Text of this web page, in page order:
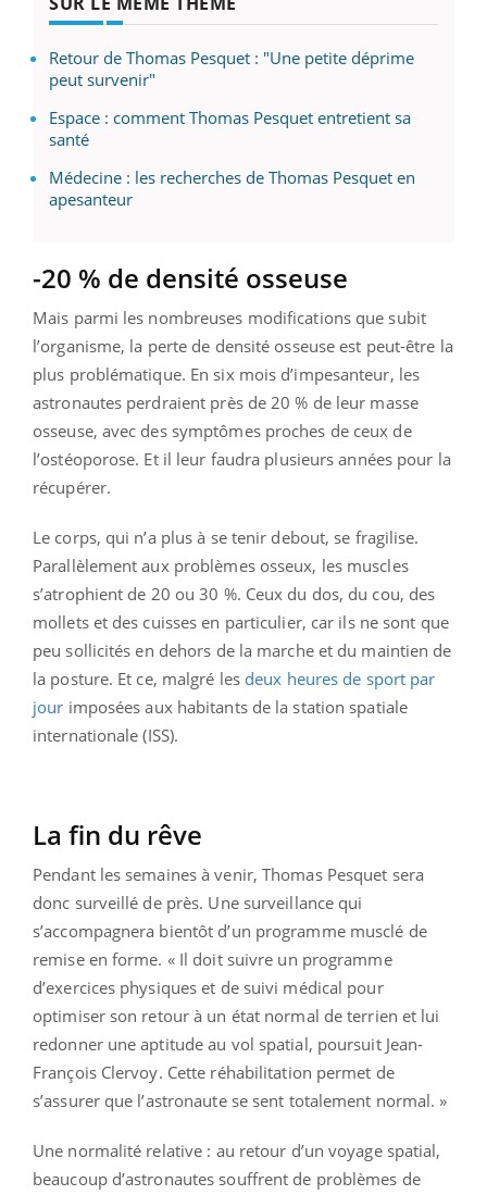
Retour de Thomas Pesquet : "Une petite déprime
peut survenir"
Espace : comment Thomas Pesquet entretient sa
santé
Médecine : les recherches de Thomas Pesquet en
apesanteur
-20 % de densité osseuse
Mais parmi les nombreuses modifications que subit
l’organisme, la perte de densité osseuse est peut-être la
plus problématique. En six mois d’impesanteur, les
astronautes perdraient près de 20 % de leur masse
osseuse, avec des symptômes proches de ceux de
l’ostéoporose. Et il leur faudra plusieurs années pour la
récupérer.
Le corps, qui n’a plus à se tenir debout, se fragilise.
Parallèlement aux problèmes osseux, les muscles
s’atrophient de 20 ou 30 %. Ceux du dos, du cou, des
mollets et des cuisses en particulier, car ils ne sont que
peu sollicités en dehors de la marche et du maintien de
la posture. Et ce, malgré les deux heures de sport par
jour imposées aux habitants de la station spatiale
internationale (ISS).
La fin du rêve
Pendant les semaines à venir, Thomas Pesquet sera
donc surveillé de près. Une surveillance qui
s’accompagnera bientôt d’un programme musclé de
remise en forme. « Il doit suivre un programme
d’exercices physiques et de suivi médical pour
optimiser son retour à un état normal de terrien et lui
redonner une aptitude au vol spatial, poursuit Jean-
François Clervoy. Cette réhabilitation permet de
s’assurer que l’astronaute se sent totalement normal. »
Une normalité relative : au retour d’un voyage spatial,
beaucoup d’astronautes souffrent de problèmes de